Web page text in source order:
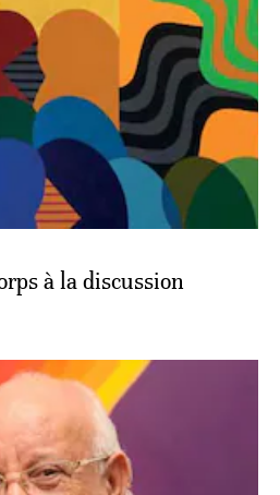
à la discussion